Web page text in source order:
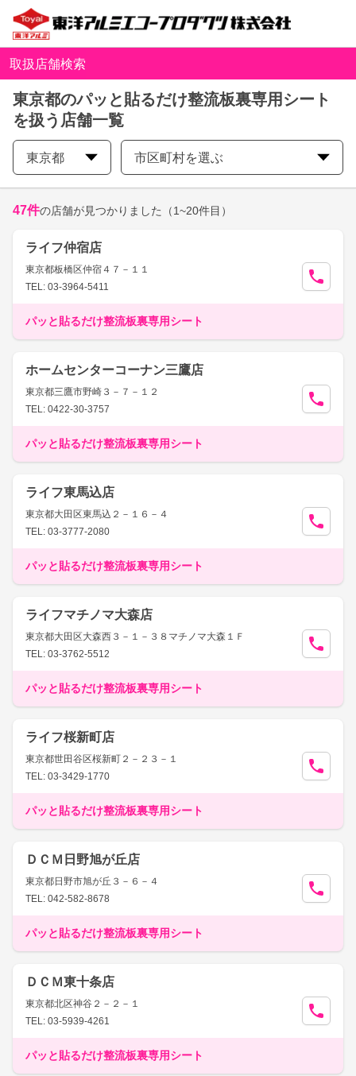
取扱店舗検索
東京都のパッと貼るだけ整流板裏専用シート
を扱う店舗一覧
東京都 市区町村を選ぶ
47件の店舗が見つかりました （1~20件目）
ライフ仲宿店
東京都板橋区仲宿４７－１１
TEL: 03-3964-5411
パッと貼るだけ整流板裏専用シート
ホームセンターコーナン三鷹店
東京都三鷹市野崎３－７－１２
TEL: 0422-30-3757
パッと貼るだけ整流板裏専用シート
ライフ東馬込店
東京都大田区東馬込２－１６－４
TEL: 03-3777-2080
パッと貼るだけ整流板裏専用シート
ライフマチノマ大森店
東京都大田区大森西３－１－３８マチノマ大森１Ｆ
TEL: 03-3762-5512
パッと貼るだけ整流板裏専用シート
ライフ桜新町店
東京都世田谷区桜新町２－２３－１
TEL: 03-3429-1770
パッと貼るだけ整流板裏専用シート
ＤＣＭ日野旭が丘店
東京都日野市旭が丘３－６－４
TEL: 042-582-8678
パッと貼るだけ整流板裏専用シート
ＤＣＭ東十条店
東京都北区神谷２－２－１
TEL: 03-5939-4261
パッと貼るだけ整流板裏専用シート